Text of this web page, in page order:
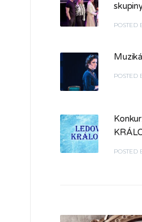
POSTED
POSTED
POSTED